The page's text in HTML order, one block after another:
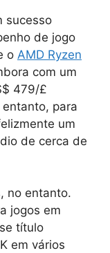
sucesso
de jogo
o AMD Ryzen
com um
479/£
para
um
de cerca de
no entanto.
jogos em
título
em vários